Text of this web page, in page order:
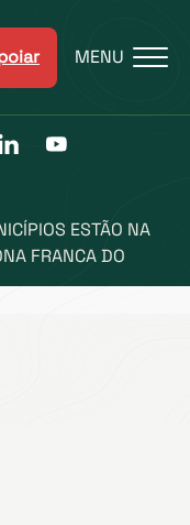
MENU
ESTÃO NA
FRANCA DO